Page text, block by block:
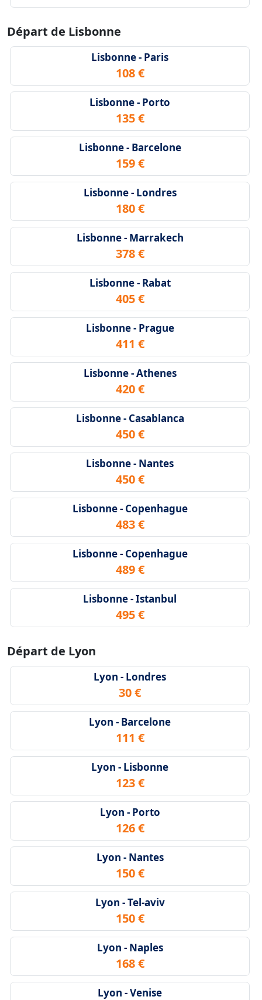
Départ de Lisbonne
Lisbonne - Paris
108 €
Lisbonne - Porto
135 €
Lisbonne - Barcelone
159 €
Lisbonne - Londres
180 €
Lisbonne - Marrakech
378 €
Lisbonne - Rabat
405 €
Lisbonne - Prague
411 €
Lisbonne - Athenes
420 €
Lisbonne - Casablanca
450 €
Lisbonne - Nantes
450 €
Lisbonne - Copenhague
483 €
Lisbonne - Copenhague
489 €
Lisbonne - Istanbul
495 €
Départ de Lyon
Lyon - Londres
30 €
Lyon - Barcelone
111 €
Lyon - Lisbonne
123 €
Lyon - Porto
126 €
Lyon - Nantes
150 €
Lyon - Tel-aviv
150 €
Lyon - Naples
168 €
Lyon - Venise